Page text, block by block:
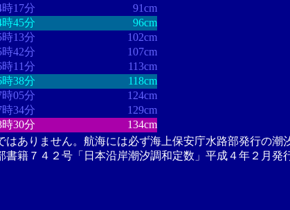
時17分
91cm
時45分
96cm
時13分
102cm
時42分
107cm
時11分
113cm
時38分
118cm
時05分
124cm
時34分
129cm
時30分 134cm
ありません。航海には必ず海上保安庁水路部発行の潮
籍７４２号「日本沿岸潮汐調和定数」平成４年２月発